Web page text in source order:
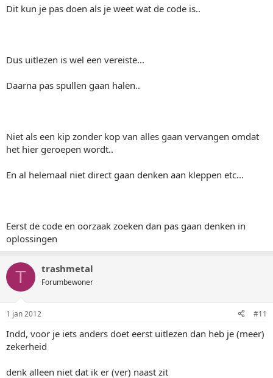
Dit kun je pas doen als je weet wat de code is..
Dus uitlezen is wel een vereiste...
Daarna pas spullen gaan halen..
Niet als een kip zonder kop van alles gaan vervangen omdat
het hier geroepen wordt..
En al helemaal niet direct gaan denken aan kleppen etc...
Eerst de code en oorzaak zoeken dan pas gaan denken in
oplossingen
T trashmetal
Forumbewoner
1 jan 2012 #11
Indd, voor je iets anders doet eerst uitlezen dan heb je (meer)
zekerheid
denk alleen niet dat ik er (ver) naast zit